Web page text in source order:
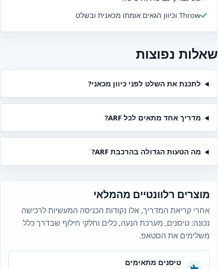
Throw וכיוון הגאים אומתו מכאנית ובשלט
שאלות נפוצות
לתכנת את השלט לפני כיוון מכאני?
מדריך אחד מתאים לכל ARF?
מה הטעות הגדולה בהרכבת ARF?
מוצרים רלוונטיים מהמלאי
אחרי קריאת המדריך, אלו נקודות הכניסה המעשיות לרכישה
נכונה: טיסנים, מערכת הנעה, כלים וחלקי חילוף שבדרך כלל
משלימים את הסטאפ.
טיסנים מתאימים